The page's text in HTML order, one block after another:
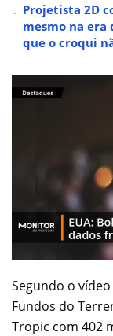
Projetista 2D
mesmo na era
que o croqui
Segundo o
Fundos do
Tropic com 402